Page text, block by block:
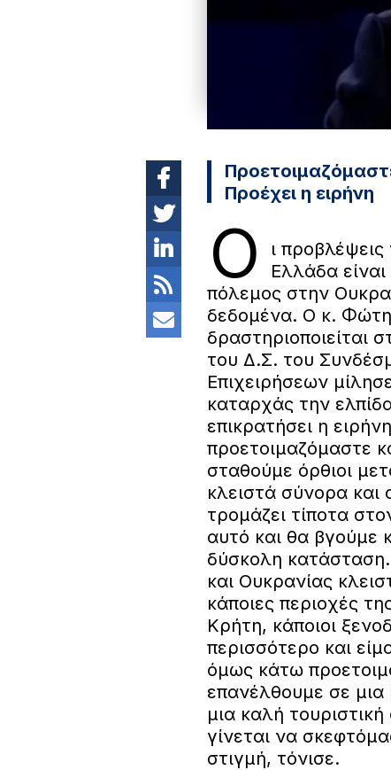
Προέχει η ειρήνη
Ο
ι
Ελλάδα
πόλεμος στην
δεδομένα. Ο κ.
δραστηριοποιείται
του Δ.Σ. του
Επιχειρήσεων
καταρχάς την
επικρατήσει η
προετοιμαζόμαστε
σταθούμε όρθιοι
κλειστά σύνορα και
τρομάζει τίποτα
αυτό και θα βγούμε
δύσκολη
και Ουκρανίας
κάποιες περιοχές
Κρήτη, κάποιοι
περισσότερο και
όμως κάτω
επανέλθουμε σε
μια καλή
γίνεται να
στιγμή, τόνισε.